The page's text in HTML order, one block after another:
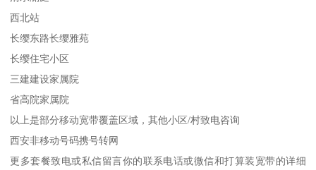
西北站
长缨东路长缨雅苑
长缨住宅小区
三建建设家属院
省高院家属院
以上是部分移动宽带覆盖区域，其他小区/村致电咨询
西安非移动号码携号转网
更多套餐致电或私信留言你的联系电话或微信和打算装宽带的详细